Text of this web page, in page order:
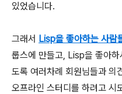
있었습니다.
그래서 Lisp을 좋아하는 사람
룹스에 만들고, Lisp을 좋아
도록 여러차례 회원님들과 의
오프라인 스터디를 하려고 시